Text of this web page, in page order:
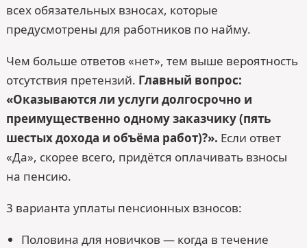
всех обязательных взносах, которые
предусмотрены для работников по найму.
Чем больше ответов «нет», тем выше вероятность
отсутствия претензий. Главный вопрос:
«Оказываются ли услуги долгосрочно и
преимущественно одному заказчику (пять
шестых дохода и объёма работ)?». Если ответ
«Да», скорее всего, придётся оплачивать взносы
на пенсию.
3 варианта уплаты пенсионных взносов:
Половина для новичков — когда в течение